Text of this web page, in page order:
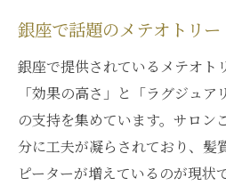
銀座で話題のメテオトリ
銀座で提供されているメテオト
「効果の高さ」と「ラグジュア
の支持を集めています。サロン
分に工夫が凝らされており、髪
ピーターが増えているのが現状で